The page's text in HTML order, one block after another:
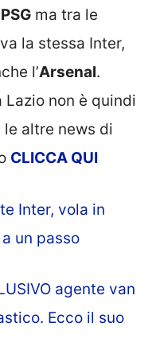
PSG ma tra le
la stessa Inter,
l’Arsenal.
Lazio non è quindi
altre news di
CLICCA QUI
Inter, vola in
un passo
agente van
Ecco il suo